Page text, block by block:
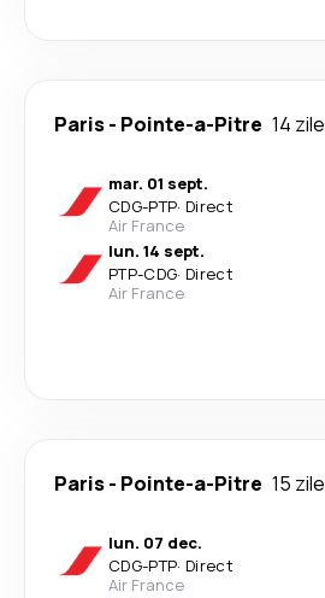
Paris- Pointe-a-Pitre 14 zile
mar. 01 sept.
CDG-PTP· Direct
Air France
lun. 14 sept.
PTP-CDG· Direct
Air France
Paris- Pointe-a-Pitre 15 zile
lun. 07 dec.
CDG-PTP· Direct
Air France